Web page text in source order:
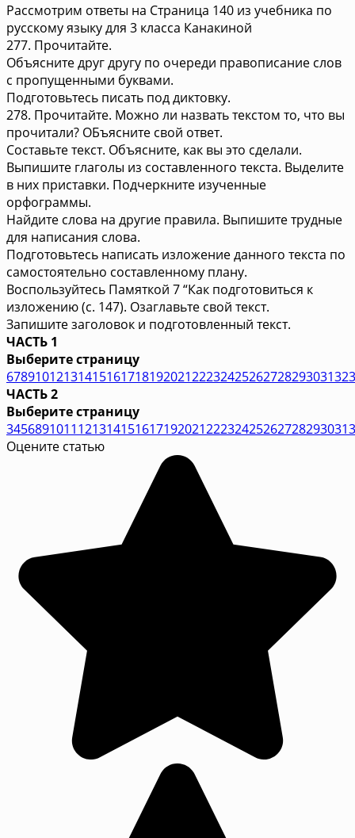
Рассмотрим ответы на Страница 140 из учебника по
русскому языку для 3 класса Канакиной
277. Прочитайте.
Объясните друг другу по очереди правописание слов
с пропущенными буквами.
Подготовьтесь писать под диктовку.
278. Прочитайте. Можно ли назвать текстом то, что вы
прочитали? ОБъясните свой ответ.
Составьте текст. Объясните, как вы это сделали.
Выпишите глаголы из составленного текста. Выделите
в них приставки. Подчеркните изученные
орфограммы.
Найдите слова на другие правила. Выпишите трудные
для написания слова.
Подготовьтесь написать изложение данного текста по
самостоятельно составленному плану.
Воспользуйтесь Памяткой 7 “Как подготовиться к
изложению (с. 147). Озаглавьте свой текст.
Запишите заголовок и подготовленный текст.
ЧАСТЬ 1
Выберите страницу
678910121314151617181920212223242526272829303132
ЧАСТЬ 2
Выберите страницу
345689101112131415161719202122232425262728293031
Оцените статью